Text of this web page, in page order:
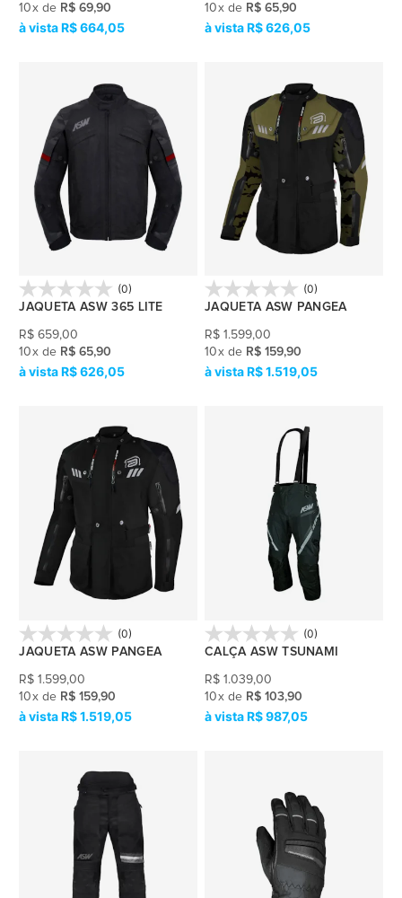
10x de R$ 69,90
R$ 664,05
10x de R$ 65,90
R$ 626,05
(0)
JAQUETA ASW 365 LITE
R$ 659,00
10x de R$ 65,90
R$ 626,05
(0)
JAQUETA ASW PANGEA
R$ 1.599,00
10x de R$ 159,90
R$ 1.519,05
(0)
JAQUETA ASW PANGEA
R$ 1.599,00
10x de R$ 159,90
R$ 1.519,05
(0)
CALÇA ASW TSUNAMI
R$ 1.039,00
10x de R$ 103,90
R$ 987,05